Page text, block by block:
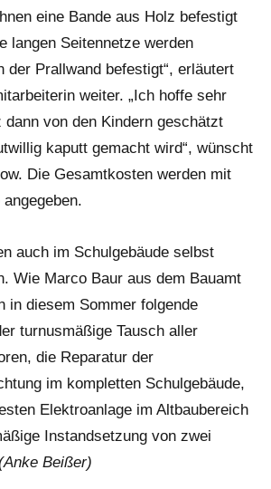
eine Bande aus Holz befestigt
langen Seitennetze werden
der Prallwand befestigt“, erläutert
weiter. „Ich hoffe sehr
von den Kindern geschätzt
kaputt gemacht wird“, wünscht
Die Gesamtkosten werden mit
auch im Schulgebäude selbst
Wie Marco Baur aus dem Bauamt
in diesem Sommer folgende
turnusmäßige Tausch aller
die Reparatur der
im kompletten Schulgebäude,
Elektroanlage im Altbaubereich
Instandsetzung von zwei
Beißer)